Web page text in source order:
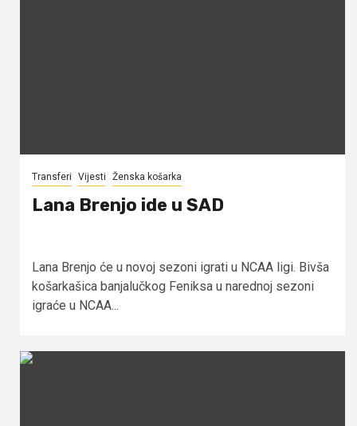
Transferi Vijesti Ženska košarka
Lana Brenjo ide u SAD
Lana Brenjo će u novoj sezoni igrati u NCAA ligi. Bivša
košarkašica banjalučkog Feniksa u narednoj sezoni
igraće u NCAA...